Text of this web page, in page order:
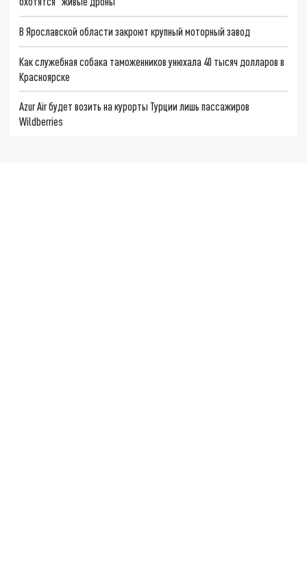
В Ярославской области закроют крупный моторный завод
Как служебная собака таможенников унюхала 40 тысяч долларов в
Красноярске
Azur Air будет возить на курорты Турции лишь пассажиров
Wildberries